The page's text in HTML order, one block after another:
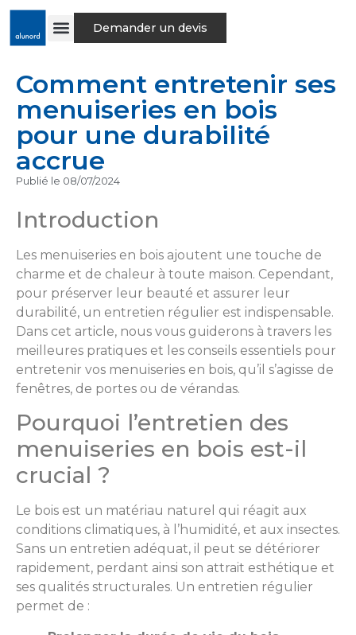
Demander un devis
Comment entretenir ses
menuiseries en bois
pour une durabilité
accrue
Publié le 08/07/2024
Introduction
Les menuiseries en bois ajoutent une touche de
charme et de chaleur à toute maison. Cependant,
pour préserver leur beauté et assurer leur
durabilité, un entretien régulier est indispensable.
Dans cet article, nous vous guiderons à travers les
meilleures pratiques et les conseils essentiels pour
entretenir vos menuiseries en bois, qu’il s’agisse de
fenêtres, de portes ou de vérandas.
Pourquoi l’entretien des
menuiseries en bois est-il
crucial ?
Le bois est un matériau naturel qui réagit aux
conditions climatiques, à l’humidité, et aux insectes.
Sans un entretien adéquat, il peut se détériorer
rapidement, perdant ainsi son attrait esthétique et
ses qualités structurales. Un entretien régulier
permet de :